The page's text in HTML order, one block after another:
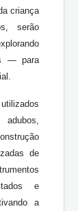
criança
serão
— para
de
e
a